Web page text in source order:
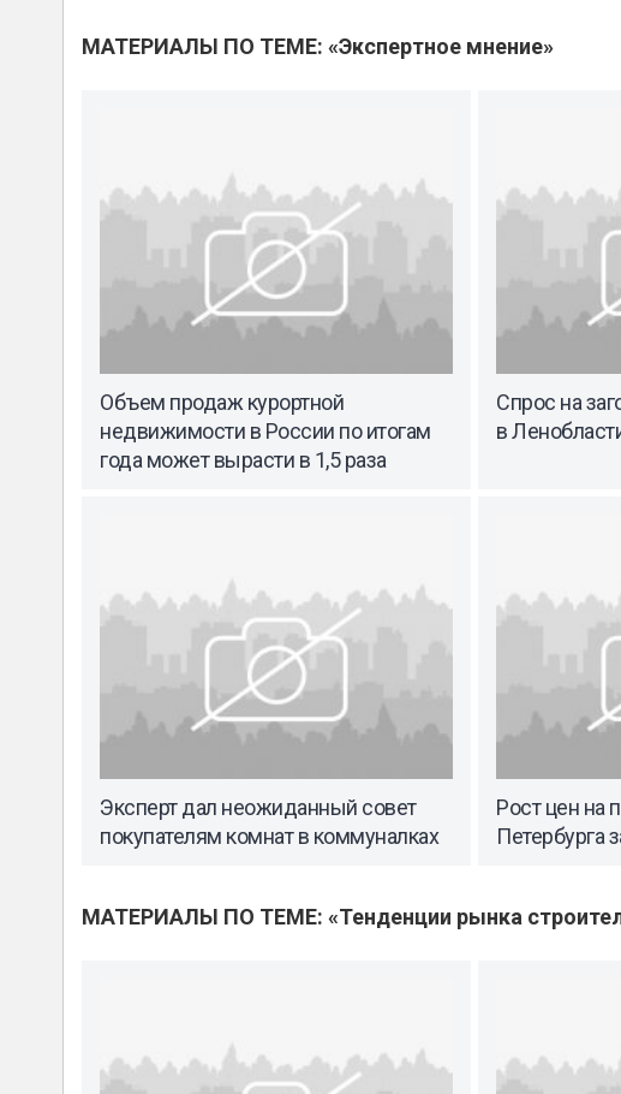
МАТЕРИАЛЫ ПО ТЕМЕ: «Экспертное мнение»
Объем продаж курортной
недвижимости в России по итогам
года может вырасти в 1,5 раза
Спрос на
в
Эксперт дал неожиданный совет
покупателям комнат в коммуналках
Рост цен на
Петербурга
МАТЕРИАЛЫ ПО ТЕМЕ: «Тенденции рынка